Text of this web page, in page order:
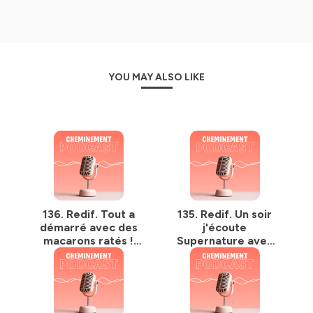
YOU MAY ALSO LIKE
136. Redif. Tout a
démarré avec des
macarons ratés !
Emma Geoffroy,
ex-ingénieure
devenue cheffe &
foodblogueuse
135. Redif. Un soir
j'écoute
Supernature avec
mes amis, et j'ai le
déclic. Catherine
Kluger, ex-avocate
reconvertie dans
les granolas bio